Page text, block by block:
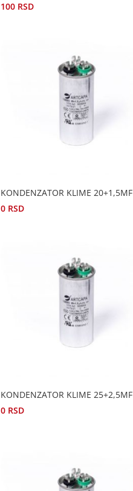
100 RSD
KONDENZATOR KLIME 20+1,5MF
0 RSD
KONDENZATOR KLIME 25+2,5MF
0 RSD